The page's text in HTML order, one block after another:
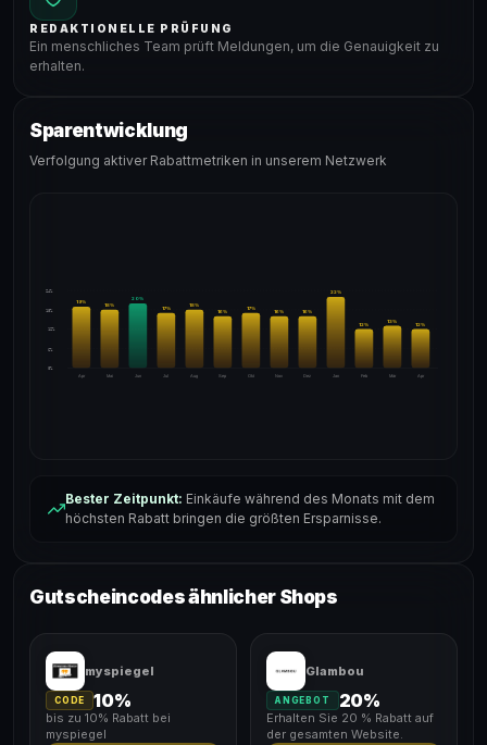
REDAKTIONELLE PRÜFUNG
Ein menschliches Team prüft Meldungen, um die Genauigkeit zu
erhalten.
Sparentwicklung
Verfolgung aktiver Rabattmetriken in unserem Netzwerk
24%
18%
12%
6%
0%
Apr
19%
Mai
18%
Jun
20%
Jul
17%
Aug
18%
Sep
16%
Okt
17%
Nov
16%
Dez
16%
Jan
22%
Feb
12%
Mär
13%
Apr
12%
Bester Zeitpunkt: Einkäufe während des Monats mit dem
höchsten Rabatt bringen die größten Ersparnisse.
Gutscheincodes ähnlicher Shops
myspiegel
CODE 10%
bis zu 10% Rabatt bei
myspiegel
Glambou
ANGEBOT 20%
Erhalten Sie 20 % Rabatt auf
der gesamten Website.